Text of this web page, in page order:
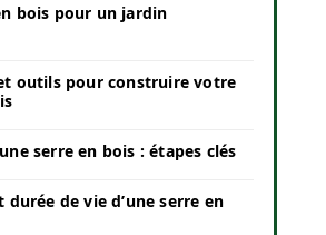
bois pour un jardin
outils pour construire votre
serre en bois : étapes clés
durée de vie d’une serre en